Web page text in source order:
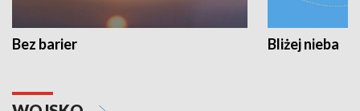
Bez barier Bliżej nieba